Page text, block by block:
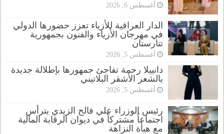
أغسطس 6, 2026
الدار العراقية للأزياء تعزز حضورها الدولي
في مهرجان الأزياء والفنون بجمهورية
تتارستان
أغسطس 5, 2026
دانييلا رحمة تفاجئ جمهورها بإطلالة جديدة
بالشعر الأشقر البلاتيني
أغسطس 5, 2026
رئيس الوزراء علي فالح الزيدي يترأس
اجتماعاً مشتركاً في ديوان الرقابة المالية
مع هيأة النزاهة